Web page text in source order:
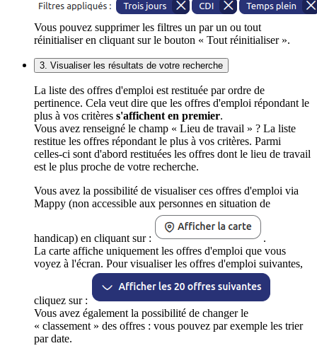
Vous pouvez supprimer les filtres un par un ou tout
réinitialiser en cliquant sur le bouton « Tout réinitialiser ».
3. Visualiser les résultats de votre recherche
La liste des offres d'emploi est restituée par ordre de
pertinence. Cela veut dire que les offres d'emploi répondant le
plus à vos critères s'affichent en premier.
Vous avez renseigné le champ « Lieu de travail » ? La liste
restitue les offres répondant le plus à vos critères. Parmi
celles-ci sont d'abord restituées les offres dont le lieu de travail
est le plus proche de votre recherche.
Vous avez la possibilité de visualiser ces offres d'emploi via
Mappy (non accessible aux personnes en situation de
handicap) en cliquant sur :
.
La carte affiche uniquement les offres d'emploi que vous
voyez à l'écran. Pour visualiser les offres d'emploi suivantes,
cliquez sur :
Vous avez également la possibilité de changer le
« classement » des offres : vous pouvez par exemple les trier
par date.